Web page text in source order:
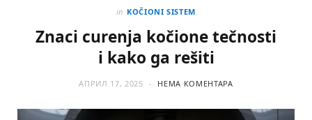
in KOČIONI SISTEM
Znaci curenja kočione tečnosti
i kako ga rešiti
АПРИЛ 17, 2025 НЕМА КОМЕНТАРА